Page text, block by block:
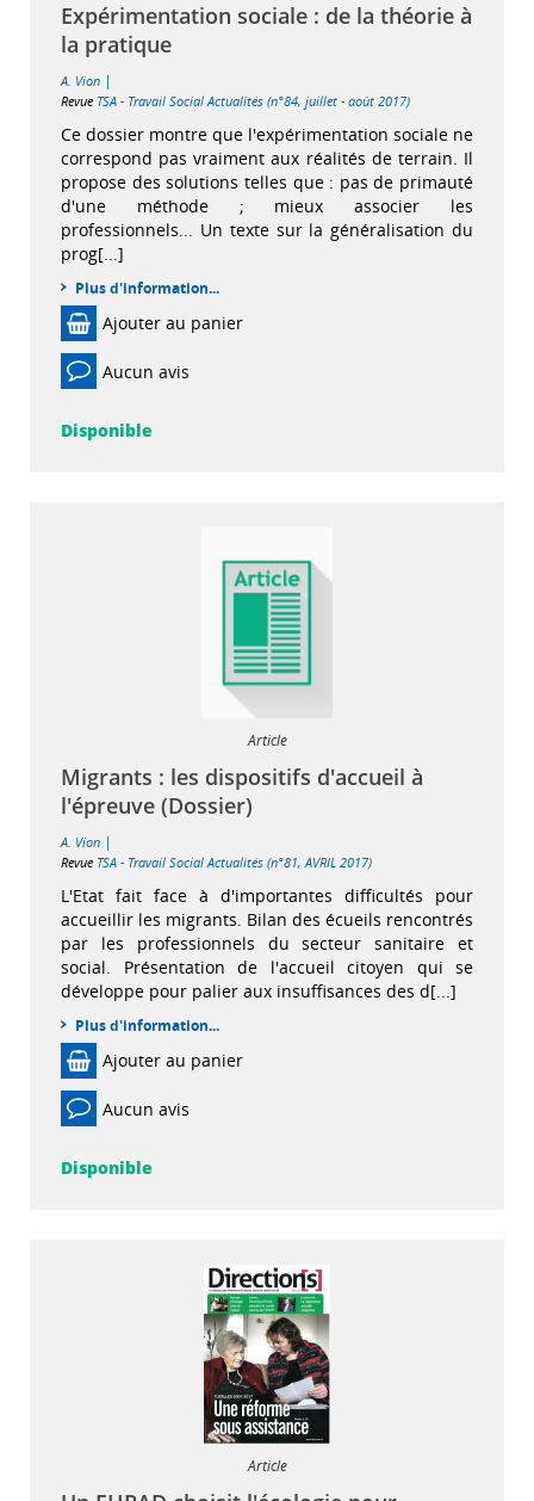
Expérimentation sociale : de la théorie à
la pratique
A. Vion |
Revue TSA - Travail Social Actualités (n°84, juillet - août 2017)
Ce dossier montre que l'expérimentation sociale ne
correspond pas vraiment aux réalités de terrain. Il
propose des solutions telles que : pas de primauté
d'une méthode ; mieux associer les
professionnels... Un texte sur la généralisation du
prog[...]
Plus d'information...
Ajouter au panier
Aucun avis
Disponible
Article
Migrants : les dispositifs d'accueil à
l'épreuve (Dossier)
A. Vion |
Revue TSA - Travail Social Actualités (n°81, AVRIL 2017)
L'Etat fait face à d'importantes difficultés pour
accueillir les migrants. Bilan des écueils rencontrés
par les professionnels du secteur sanitaire et
social. Présentation de l'accueil citoyen qui se
développe pour palier aux insuffisances des d[...]
Plus d'information...
Ajouter au panier
Aucun avis
Disponible
Article